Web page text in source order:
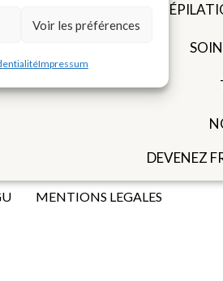
Voir les préférences
Impressum
DEVENEZ
MENTIONS LEGALES